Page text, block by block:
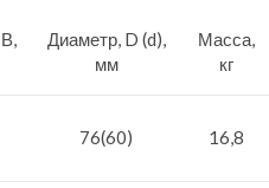
Диаметр, D (d),
мм
Масса,
кг
76(60) 16,8